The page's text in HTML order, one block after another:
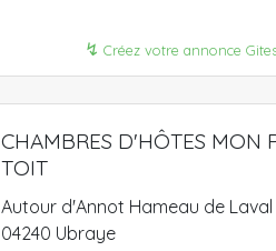
↯ Créez votre annonce
CHAMBRES D'HÔTES MON
TOIT
Autour d'Annot Hameau de Laval
04240 Ubraye